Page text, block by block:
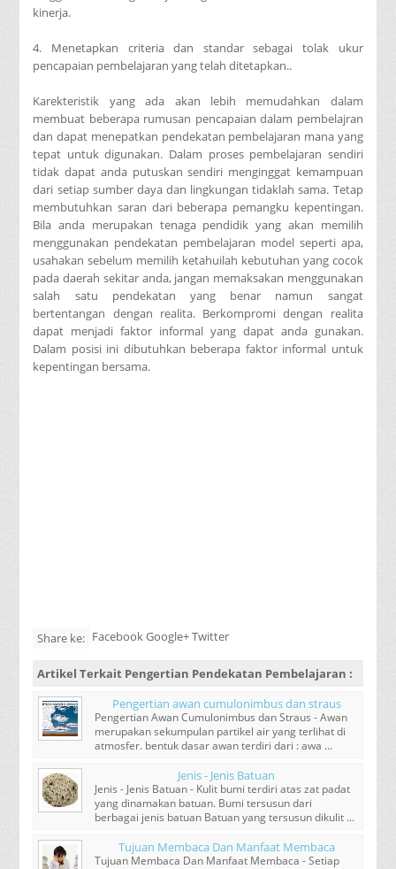
kinerja.
4. Menetapkan criteria dan standar sebagai tolak ukur
pencapaian pembelajaran yang telah ditetapkan..
Karekteristik yang ada akan lebih memudahkan dalam
membuat beberapa rumusan pencapaian dalam pembelajran
dan dapat menepatkan pendekatan pembelajaran mana yang
tepat untuk digunakan. Dalam proses pembelajaran sendiri
tidak dapat anda putuskan sendiri menginggat kemampuan
dari setiap sumber daya dan lingkungan tidaklah sama. Tetap
membutuhkan saran dari beberapa pemangku kepentingan.
Bila anda merupakan tenaga pendidik yang akan memilih
menggunakan pendekatan pembelajaran model seperti apa,
usahakan sebelum memilih ketahuilah kebutuhan yang cocok
pada daerah sekitar anda, jangan memaksakan menggunakan
salah satu pendekatan yang benar namun sangat
bertentangan dengan realita. Berkompromi dengan realita
dapat menjadi faktor informal yang dapat anda gunakan.
Dalam posisi ini dibutuhkan beberapa faktor informal untuk
kepentingan bersama.
Share ke: Facebook Google+ Twitter
Artikel Terkait Pengertian Pendekatan Pembelajaran :
Pengertian awan cumulonimbus dan straus
Pengertian Awan Cumulonimbus dan Straus - Awan
merupakan sekumpulan partikel air yang terlihat di
atmosfer. bentuk dasar awan terdiri dari : awa ...
Jenis - Jenis Batuan
Jenis - Jenis Batuan - Kulit bumi terdiri atas zat padat
yang dinamakan batuan. Bumi tersusun dari
berbagai jenis batuan Batuan yang tersusun dikulit ...
Tujuan Membaca Dan Manfaat Membaca
Tujuan Membaca Dan Manfaat Membaca - Setiap